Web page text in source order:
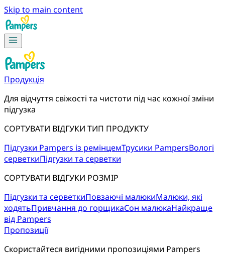
Skip to main content
Продукція
Для відчуття свіжості та чистоти під час кожної зміни
підгузка
СОРТУВАТИ ВІДГУКИ ТИП ПРОДУКТУ
Підгузки Pampers із ремінцемТрусики PampersВологі
серветкиПідгузки та серветки
СОРТУВАТИ ВІДГУКИ РОЗМІР
Підгузки та серветкиПовзаючі малюкиМалюки, які
ходятьПривчання до горщикаСон малюкаНайкраще
від Pampers
Пропозиції
Скористайтеся вигідними пропозиціями Pampers